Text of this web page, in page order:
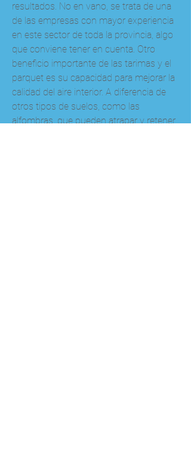
resultados. No en vano, se trata de una
de las empresas con mayor experiencia
en este sector de toda la provincia, algo
que conviene tener en cuenta. Otro
beneficio importante de las tarimas y el
parquet es su capacidad para mejorar la
calidad del aire interior. A diferencia de
otros tipos de suelos, como las
alfombras, que pueden atrapar y retener